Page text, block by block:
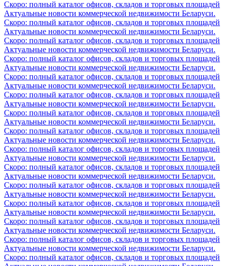
Скоро: полный каталог офисов, складов и торговых площадей
Актуальные новости коммерческой недвижимости Беларуси.
Скоро: полный каталог офисов, складов и торговых площадей
Актуальные новости коммерческой недвижимости Беларуси.
Скоро: полный каталог офисов, складов и торговых площадей
Актуальные новости коммерческой недвижимости Беларуси.
Скоро: полный каталог офисов, складов и торговых площадей
Актуальные новости коммерческой недвижимости Беларуси.
Скоро: полный каталог офисов, складов и торговых площадей
Актуальные новости коммерческой недвижимости Беларуси.
Скоро: полный каталог офисов, складов и торговых площадей
Актуальные новости коммерческой недвижимости Беларуси.
Скоро: полный каталог офисов, складов и торговых площадей
Актуальные новости коммерческой недвижимости Беларуси.
Скоро: полный каталог офисов, складов и торговых площадей
Актуальные новости коммерческой недвижимости Беларуси.
Скоро: полный каталог офисов, складов и торговых площадей
Актуальные новости коммерческой недвижимости Беларуси.
Скоро: полный каталог офисов, складов и торговых площадей
Актуальные новости коммерческой недвижимости Беларуси.
Скоро: полный каталог офисов, складов и торговых площадей
Актуальные новости коммерческой недвижимости Беларуси.
Скоро: полный каталог офисов, складов и торговых площадей
Актуальные новости коммерческой недвижимости Беларуси.
Скоро: полный каталог офисов, складов и торговых площадей
Актуальные новости коммерческой недвижимости Беларуси.
Скоро: полный каталог офисов, складов и торговых площадей
Актуальные новости коммерческой недвижимости Беларуси.
Скоро: полный каталог офисов, складов и торговых площадей